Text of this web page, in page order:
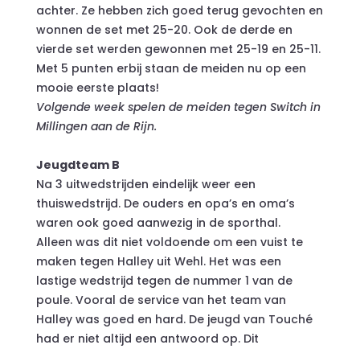
achter. Ze hebben zich goed terug gevochten en
wonnen de set met 25-20. Ook de derde en
vierde set werden gewonnen met 25-19 en 25-11.
Met 5 punten erbij staan de meiden nu op een
mooie eerste plaats!
Volgende week spelen de meiden tegen Switch in
Millingen aan de Rijn.
Jeugdteam B
Na 3 uitwedstrijden eindelijk weer een
thuiswedstrijd. De ouders en opa’s en oma’s
waren ook goed aanwezig in de sporthal.
Alleen was dit niet voldoende om een vuist te
maken tegen Halley uit Wehl. Het was een
lastige wedstrijd tegen de nummer 1 van de
poule. Vooral de service van het team van
Halley was goed en hard. De jeugd van Touché
had er niet altijd een antwoord op. Dit